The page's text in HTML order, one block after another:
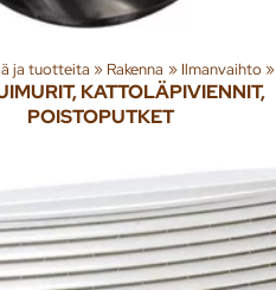
ja tuotteita ‪» Rakenna ‪» Ilmanvaihto‪»
KATTOLÄPIVIENNIT,
POISTOPUTKET